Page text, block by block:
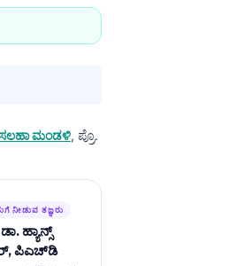
ಸಲಹಾ ಮಂಡಳಿ, ಪ್ರೊ.
ನೀಡುವ ತಜ್ಞರು
ಹ್ಯಾನ್ಸ್
ಪಿಎಚ್‌ಡಿ